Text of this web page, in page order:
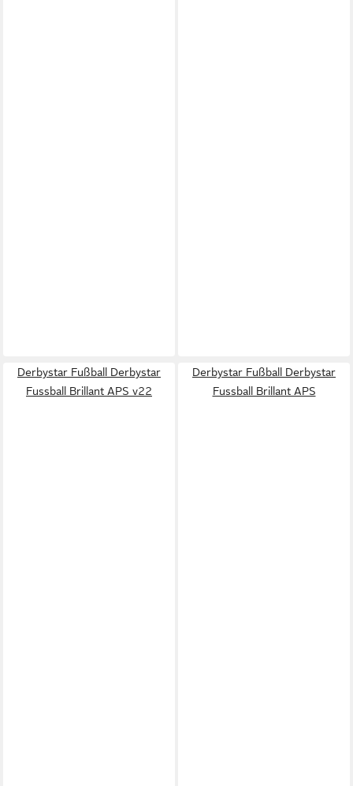
Derbystar Fußball Derbystar
Fussball Brillant APS v22
Derbystar Fußball Derbystar
Fussball Brillant APS